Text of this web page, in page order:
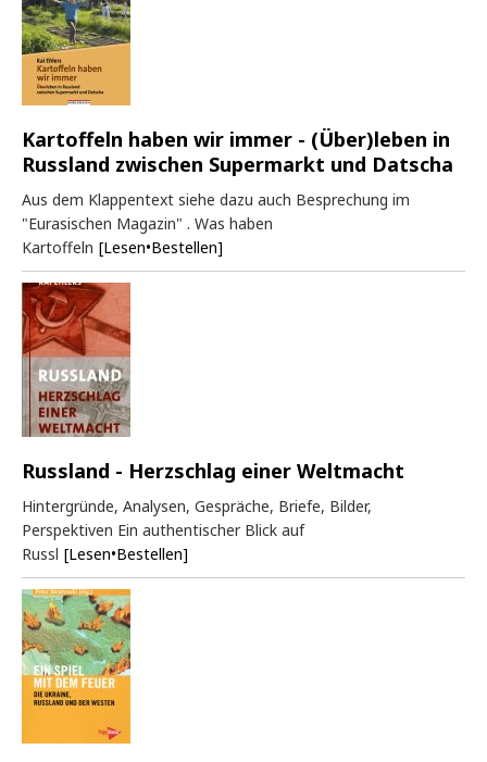
Kartoffeln haben wir immer - (Über)leben in
Russland zwischen Supermarkt und Datscha
Aus dem Klappentext siehe dazu auch Besprechung im
"Eurasischen Magazin" . Was haben
Kartoffeln [Lesen•Bestellen]
Russland - Herzschlag einer Weltmacht
Hintergründe, Analysen, Gespräche, Briefe, Bilder,
Perspektiven Ein authentischer Blick auf
Russl [Lesen•Bestellen]